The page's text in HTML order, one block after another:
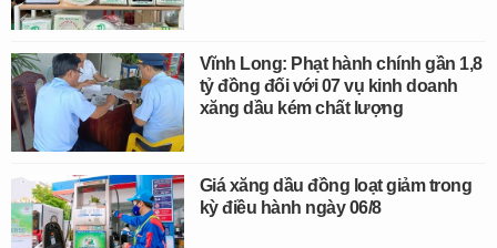
Vĩnh Long: Phạt hành chính gần 1,8
tỷ đồng đối với 07 vụ kinh doanh
xăng dầu kém chất lượng
Giá xăng dầu đồng loạt giảm trong
kỳ điều hành ngày 06/8